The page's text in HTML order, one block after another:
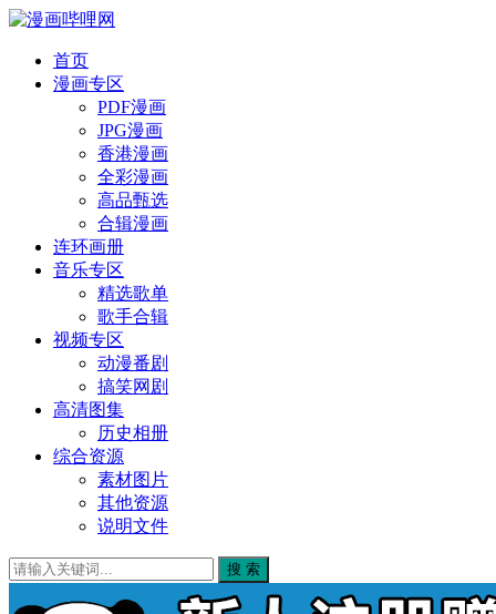
首页
漫画专区
PDF漫画
JPG漫画
香港漫画
全彩漫画
高品甄选
合辑漫画
连环画册
音乐专区
精选歌单
歌手合辑
视频专区
动漫番剧
搞笑网剧
高清图集
历史相册
综合资源
素材图片
其他资源
说明文件
搜 索